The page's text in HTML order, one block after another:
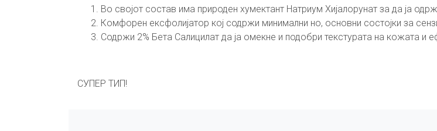
Во својот состав има природен хумектант Натриум Хијалорунат за да ја
Комфорен ексфолијатор кој содржи минимални но, основни состојки за
Содржи 2% Бета Салицилат да ја омекне и подобри текстурата на кожата и
СУПЕР ТИП!